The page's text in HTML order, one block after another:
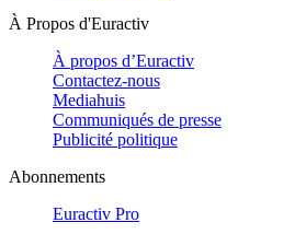
À Propos d'Euractiv
À propos d’Euractiv
Contactez-nous
Mediahuis
Communiqués de presse
Publicité politique
Abonnements
Euractiv Pro